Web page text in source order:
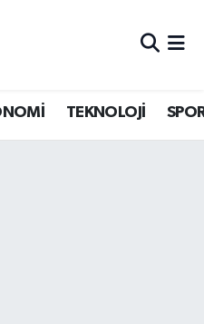
TEKNOLOJİ
ve Fikstür